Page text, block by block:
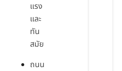
แรง
และ
ทัน
สมัย
ถนน